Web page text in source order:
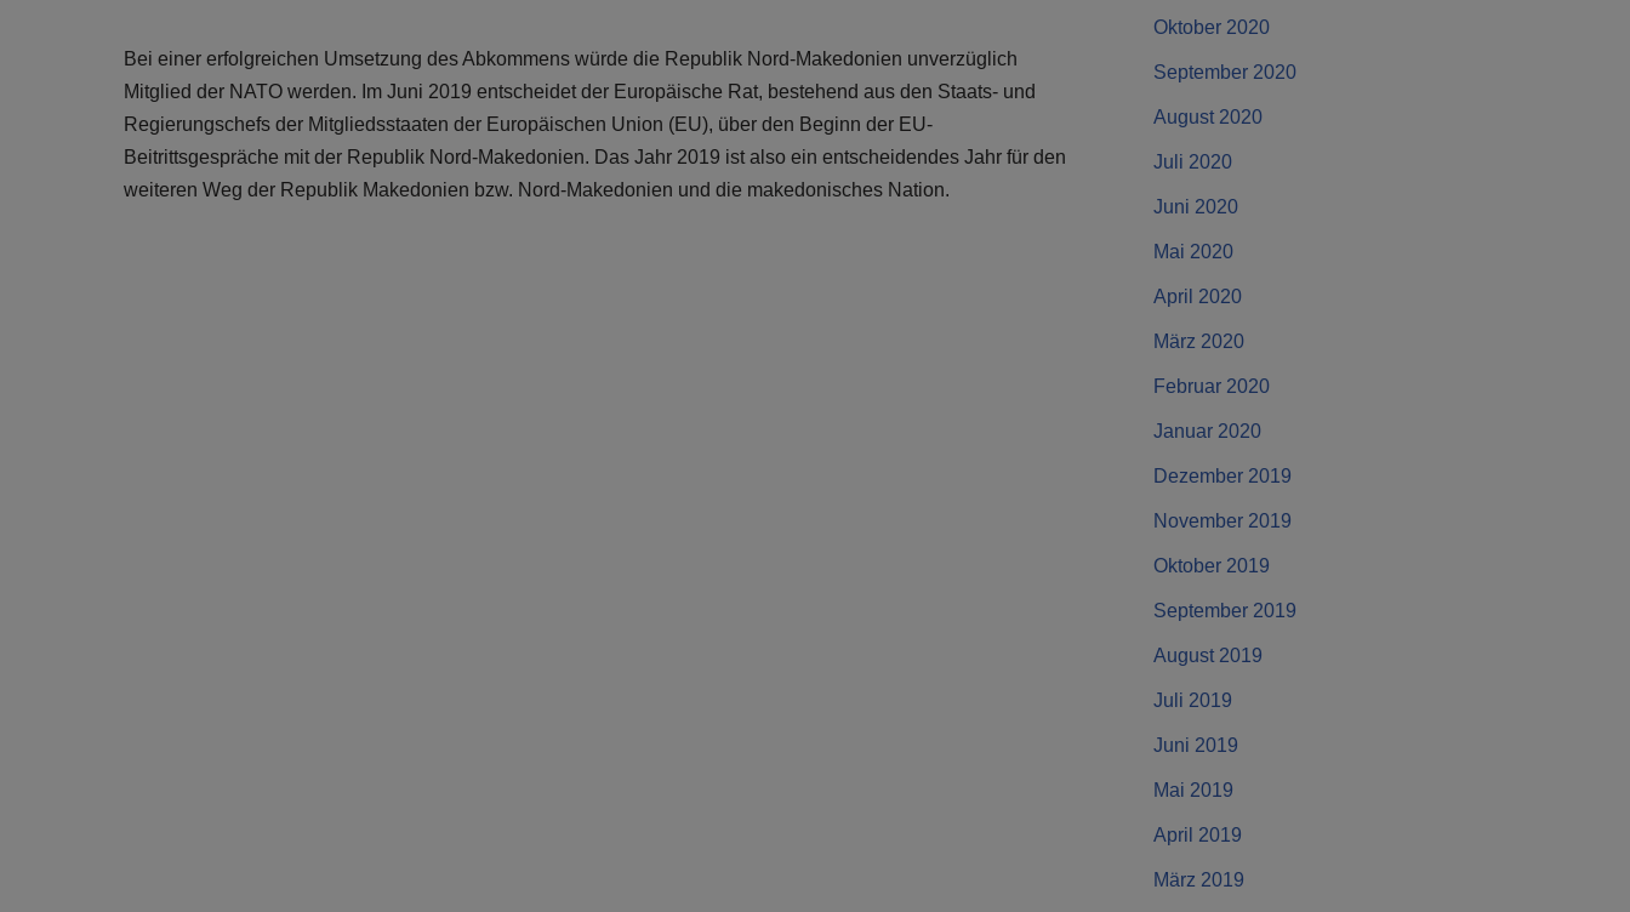
Bei einer erfolgreichen Umsetzung des Abkommens würde die Republik Nord-Makedonien unverzüglich
Mitglied der NATO werden. Im Juni 2019 entscheidet der Europäische Rat, bestehend aus den Staats- und
Regierungschefs der Mitgliedsstaaten der Europäischen Union (EU), über den Beginn der EU-
Beitrittsgespräche mit der Republik Nord-Makedonien. Das Jahr 2019 ist also ein entscheidendes Jahr für den
weiteren Weg der Republik Makedonien bzw. Nord-Makedonien und die makedonisches Nation.
Oktober 2020
September 2020
August 2020
Juli 2020
Juni 2020
Mai 2020
April 2020
März 2020
Februar 2020
Januar 2020
Dezember 2019
November 2019
Oktober 2019
September 2019
August 2019
Juli 2019
Juni 2019
Mai 2019
April 2019
März 2019